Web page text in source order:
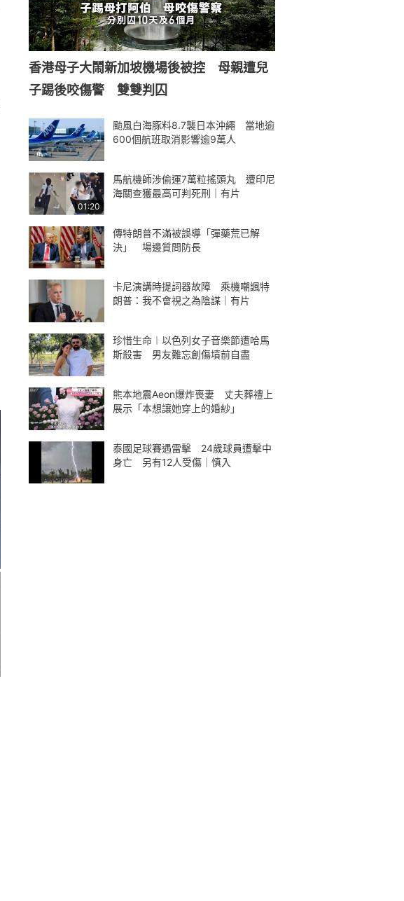
香港母子大鬧新加坡機場後被控 母親遭兒
子踢後咬傷警 雙雙判囚
颱風白海豚料8.7襲日本沖繩 當地逾
600個航班取消影響逾9萬人
01:20
馬航機師涉偷運7萬粒搖頭丸 遭印尼
海關查獲最高可判死刑｜有片
傳特朗普不滿被誤導「彈藥荒已解
決」 場邊質問防長
卡尼演講時提詞器故障 乘機嘲諷特
朗普：我不會視之為陰謀｜有片
珍惜生命︱以色列女子音樂節遭哈馬
斯殺害 男友難忘創傷墳前自盡
熊本地震Aeon爆炸喪妻 丈夫葬禮上
展示「本想讓她穿上的婚紗」
泰國足球賽遇雷擊 24歲球員遭擊中
身亡 另有12人受傷｜慎入